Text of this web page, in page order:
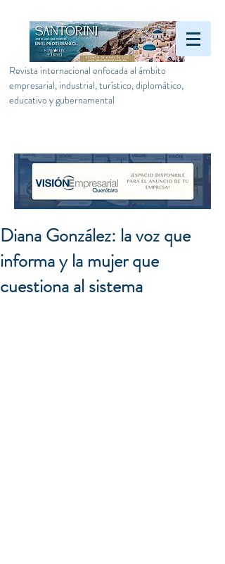
Revista internacional enfocada al ámbito
empresarial, industrial, turístico, diplomático,
educativo y gubernamental
Diana González: la voz que
informa y la mujer que
cuestiona al sistema